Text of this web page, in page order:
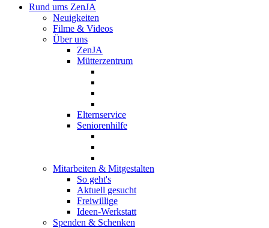
Rund ums ZenJA
Neuigkeiten
Filme & Videos
Über uns
ZenJA
Mütterzentrum
Elternservice
Seniorenhilfe
Mitarbeiten & Mitgestalten
So geht's
Aktuell gesucht
Freiwillige
Ideen-Werkstatt
Spenden & Schenken